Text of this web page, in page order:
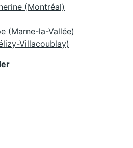
(Montréal)
(Marne-la-Vallée)
Villacoublay)